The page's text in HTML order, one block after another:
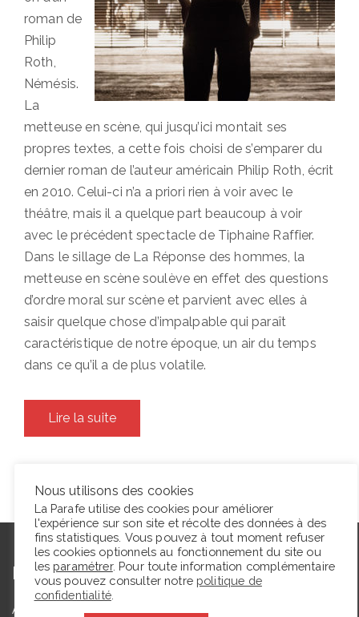
roman de
Philip
Roth,
Némésis.
La
metteuse en scène, qui jusqu’ici montait ses
propres textes, a cette fois choisi de s’emparer du
dernier roman de l’auteur américain Philip Roth, écrit
en 2010. Celui-ci n’a a priori rien à voir avec le
théâtre, mais il a quelque part beaucoup à voir
avec le précédent spectacle de Tiphaine Raffier.
Dans le sillage de La Réponse des hommes, la
metteuse en scène soulève en effet des questions
d’ordre moral sur scène et parvient avec elles à
saisir quelque chose d’impalpable qui paraît
caractéristique de notre époque, un air du temps
dans ce qu’il a de plus volatile.
Lire la suite
L’autrice
Agrégée de lettres modernes et docteure en études théâtrales,
Nous utilisons des cookies
La Parafe utilise des cookies pour améliorer
l'expérience sur son site et récolte des données à des
fins statistiques. Vous pouvez à tout moment refuser
les cookies optionnels au fonctionnement du site ou
les paramétrer. Pour toute information complémentaire
vous pouvez consulter notre politique de
confidentialité.